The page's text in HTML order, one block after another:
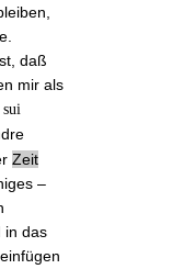
daß
mir als
sui
Zeit
‒
in das